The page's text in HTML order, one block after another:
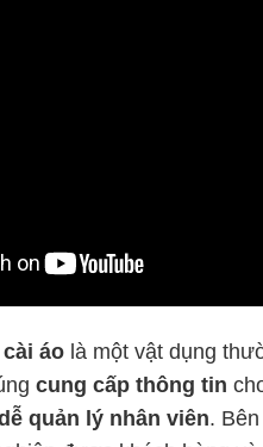
áo là một vật dụng
cung cấp thông tin
quản lý nhân viên.